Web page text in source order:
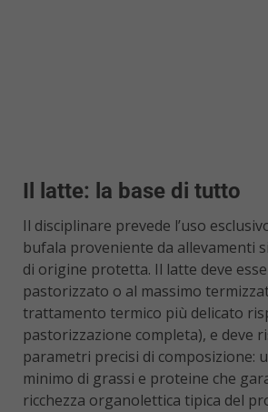
Il latte: la base di tutto
Il disciplinare prevede l’uso
bufala proveniente da allevamenti
di origine protetta. Il latte deve
pastorizzato o al massimo
trattamento termico più delicato
pastorizzazione completa), e deve
parametri precisi di composizione:
minimo di grassi e proteine che
ricchezza organolettica tipica del